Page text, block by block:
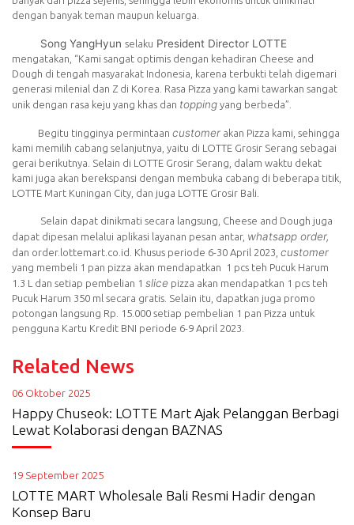
dengan banyak teman maupun keluarga.
Song YangHyun selaku President Director LOTTE
mengatakan, “Kami sangat optimis dengan kehadiran Cheese and
Dough di tengah masyarakat Indonesia, karena terbukti telah digemari
generasi milenial dan Z di Korea. Rasa Pizza yang kami tawarkan sangat
unik dengan rasa keju yang khas dan topping yang berbeda”.
Begitu tingginya permintaan customer akan Pizza kami, sehingga
kami memilih cabang selanjutnya, yaitu di LOTTE Grosir Serang sebagai
gerai berikutnya. Selain di LOTTE Grosir Serang, dalam waktu dekat
kami juga akan berekspansi dengan membuka cabang di beberapa titik,
LOTTE Mart Kuningan City, dan juga LOTTE Grosir Bali.
Selain dapat dinikmati secara langsung, Cheese and Dough juga
dapat dipesan melalui aplikasi layanan pesan antar, whatsapp order,
dan order.lottemart.co.id. Khusus periode 6-30 April 2023, customer
yang membeli 1 pan pizza akan mendapatkan 1 pcs teh Pucuk Harum
1.3 L dan setiap pembelian 1 slice pizza akan mendapatkan 1 pcs teh
Pucuk Harum 350 ml secara gratis. Selain itu, dapatkan juga promo
potongan langsung Rp. 15.000 setiap pembelian 1 pan Pizza untuk
pengguna Kartu Kredit BNI periode 6-9 April 2023.
Related News
06 Oktober 2025
Happy Chuseok: LOTTE Mart Ajak Pelanggan Berbagi
Lewat Kolaborasi dengan BAZNAS
19 September 2025
LOTTE MART Wholesale Bali Resmi Hadir dengan
Konsep Baru